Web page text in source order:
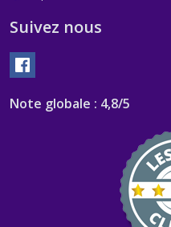
Suivez nous
Note globale : 4,8/5